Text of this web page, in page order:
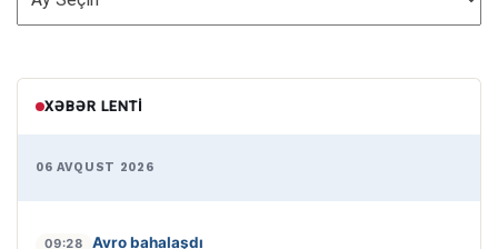
XƏBƏR LENTI
06 AVQUST 2026
09:28 Avro bahalaşdı